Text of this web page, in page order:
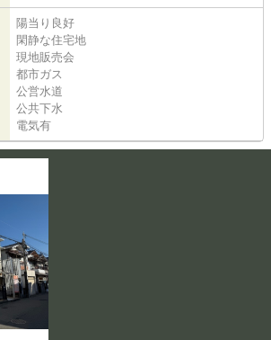
陽当り良好
閑静な住宅地
現地販売会
都市ガス
公営水道
公共下水
電気有